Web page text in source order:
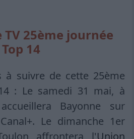
25ème journée
Top 14
à suivre de cette 25ème
: Le samedi 31 mai, à
Bayonne sur
Le dimanche 1er
affrontera l'Union